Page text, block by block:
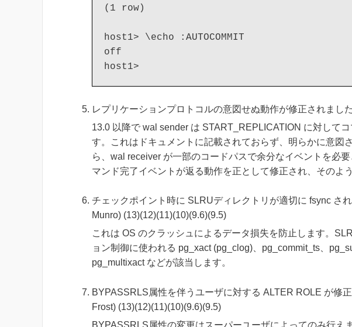
(1 row)
host1> \echo :AUTOCOMMIT
off
レプリケーションプロトコルの意図せぬ動作が修正されまし
13.0 以降で wal sender は START_REPLICATION に対して
す。これはドキュメントに記載されておらず、明らかに意図
ら、wal receiver が一部のコードパスで余分なイベントを必
マンド完了イベントが返る動作を正として修正され、そのよ
チェックポイント時に SLRUディレクトリが適切に fsync さ
Munro) (13)(12)(11)(10)(9.6)(9.5)
これは OS のクラッシュによるデータ損失を防止します。
ョン制御に使われる pg_xact (pg_clog)、pg_commit_ts、
pg_multixact などが該当します。
BYPASSRLS属性を伴うユーザに対する ALTER ROLE が修
Frost) (13)(12)(11)(10)(9.6)(9.5)
BYPASSRLS属性の変更はスーパーユーザによってのみ行え